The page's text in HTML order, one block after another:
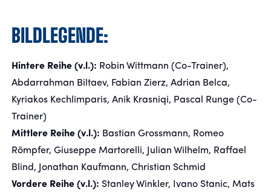
BUSINESS
FANSHOP
TICKETS
KONTAKT
Präsentiert von
​BILDLEGENDE:
Hintere Reihe (v.l.): Robin Wittmann (Co-Trainer),
Abdarrahman Biltaev, Fabian Zierz, Adrian Belca,
Kyriakos Kechlimparis, Anik Krasniqi, Pascal Runge (Co-
Trainer)
Mittlere Reihe (v.l.): Bastian Grossmann, Romeo
Römpfer, Giuseppe Martorelli, Julian Wilhelm, Raffael
Blind, Jonathan Kaufmann, Christian Schmid
Vordere Reihe (v.l.): Stanley Winkler, Ivano Stanic, Mats